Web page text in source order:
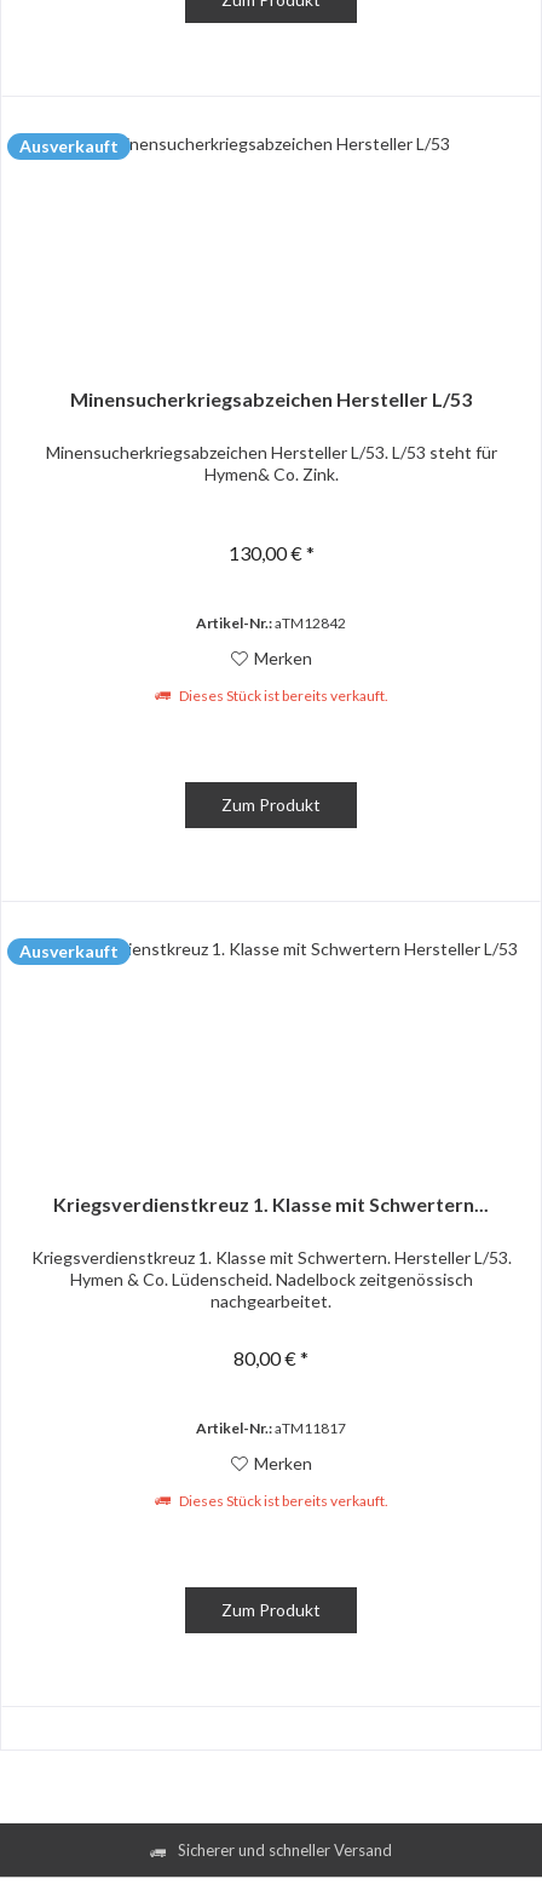
Ausverkauft
Minensucherkriegsabzeichen Hersteller L/53
Minensucherkriegsabzeichen Hersteller L/53. L/53 steht für
Hymen& Co. Zink.
130,00 € *
Artikel-Nr.:aTM12842
Merken
Dieses Stück ist bereits verkauft.
Zum Produkt
Ausverkauft
Kriegsverdienstkreuz 1. Klasse mit Schwertern...
Kriegsverdienstkreuz 1. Klasse mit Schwertern. Hersteller L/53.
Hymen & Co. Lüdenscheid. Nadelbock zeitgenössisch
nachgearbeitet.
80,00 € *
Artikel-Nr.:aTM11817
Merken
Dieses Stück ist bereits verkauft.
Zum Produkt
Sicherer und schneller Versand